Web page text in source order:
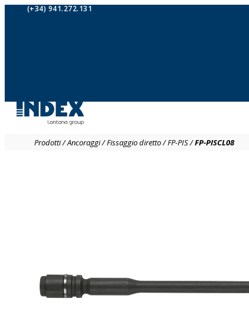
(+34) 941.272.131
Prodotti/Ancoraggi/Fissaggio diretto/FP-PIS/FP-PISCL08